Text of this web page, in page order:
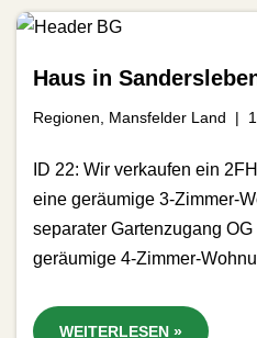
Haus in
Regionen Mansfelder Land
ID 22: Wir verkaufen ein
eine geräumige 3-Zimmer-
separater Gartenzugang
geräumige 4-Zimmer-
WEITERLESEN »